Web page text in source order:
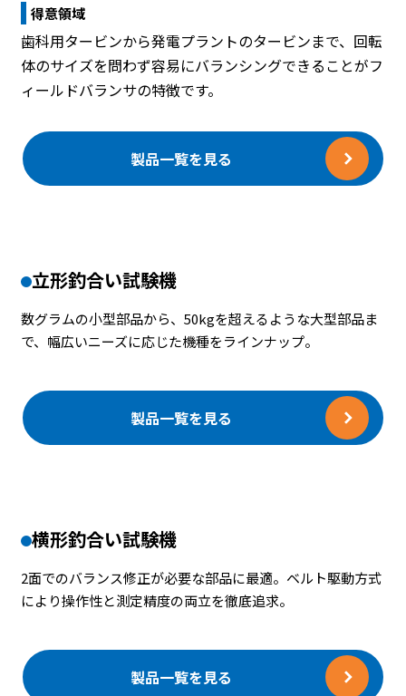
得意領域
歯科用タービンから発電プラントのタービンまで、回転
体のサイズを問わず容易にバランシングできることがフ
ィールドバランサの特徴です。
製品一覧を見る
立形釣合い試験機
数グラムの小型部品から、50kgを超えるような大型部品ま
で、幅広いニーズに応じた機種をラインナップ。
製品一覧を見る
横形釣合い試験機
2面でのバランス修正が必要な部品に最適。ベルト駆動方式
により操作性と測定精度の両立を徹底追求。
製品一覧を見る